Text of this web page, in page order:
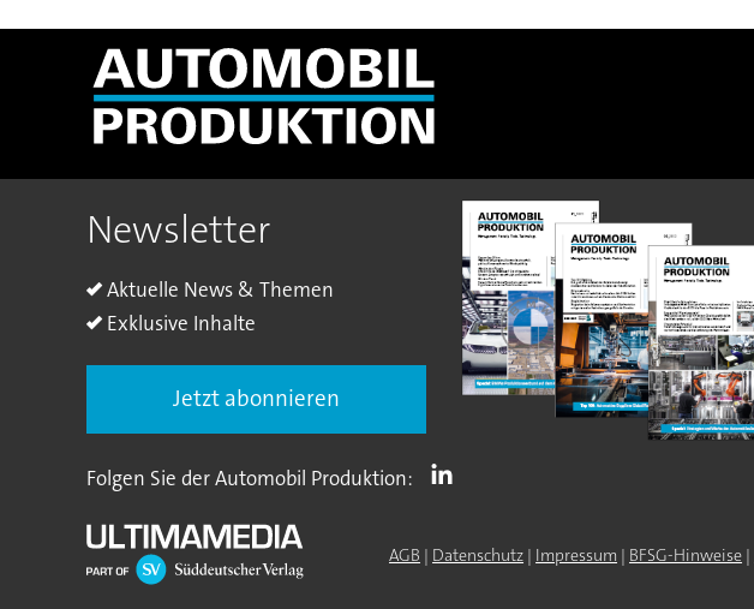
Newsletter
Aktuelle News & Themen
Exklusive Inhalte
Jetzt abonnieren
Folgen Sie der Automobil Produktion:
AGB | Datenschutz | Impressum | BFSG-Hinweise |